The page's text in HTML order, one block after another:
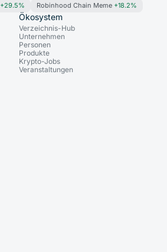
+29.5% Robinhood Chain Meme +18.2%
Ökosystem
Verzeichnis-Hub
Unternehmen
Personen
Produkte
Krypto-Jobs
Veranstaltungen